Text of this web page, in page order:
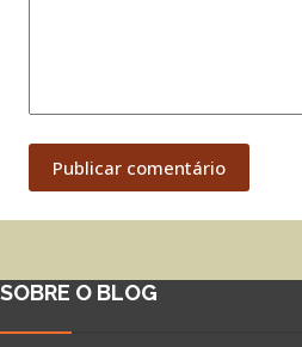
Publicar comentário
SOBRE O BLOG